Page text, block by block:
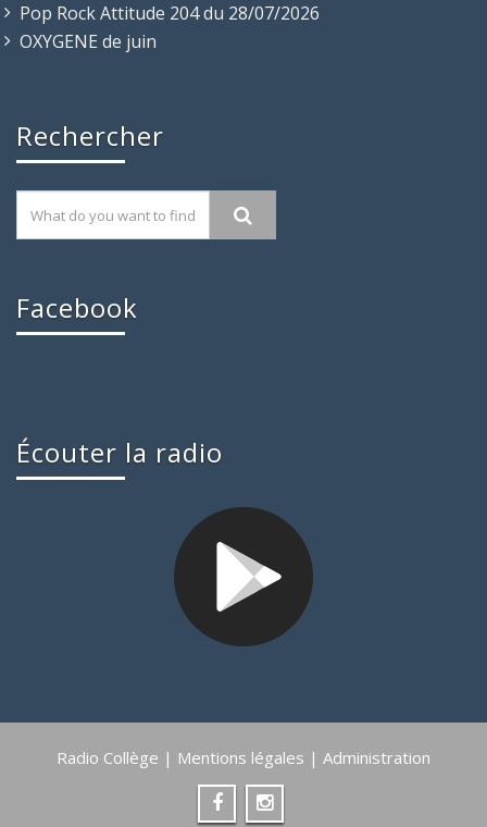
Pop Rock Attitude 204 du 28/07/2026
OXYGENE de juin
Rechercher
Facebook
Écouter la radio
Radio Collège | Mentions légales | Administration